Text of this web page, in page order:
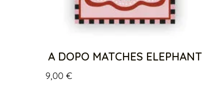
A DOPO MATCHES ELEPHANT
9,00 €